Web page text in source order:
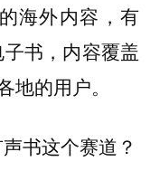
海外内容，有
书，内容覆盖
地的用户。
书这个赛道？